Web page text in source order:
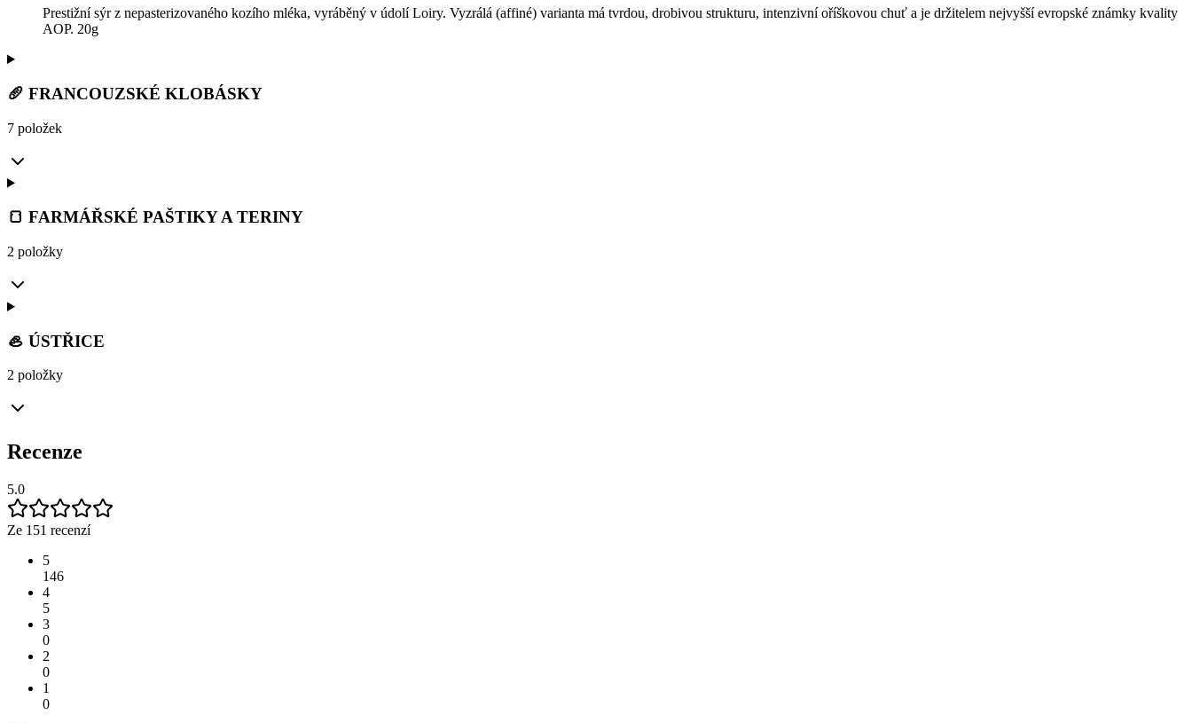
Prestižní sýr z nepasterizovaného kozího mléka, vyráběný v údolí Loiry. Vyzrálá (affiné) varianta má tvrdou, drobivou strukturu, intenzivní oříškovou chuť a je držitelem nejvyšší evropské známky kvality
AOP. 20g
🥖 FRANCOUZSKÉ KLOBÁSKY
7 položek
🍞 FARMÁŘSKÉ PAŠTIKY A TERINY
2 položky
🦪 ÚSTŘICE
2 položky
Recenze
5.0
Ze 151 recenzí
5
146
4
5
3
0
2
0
1
0